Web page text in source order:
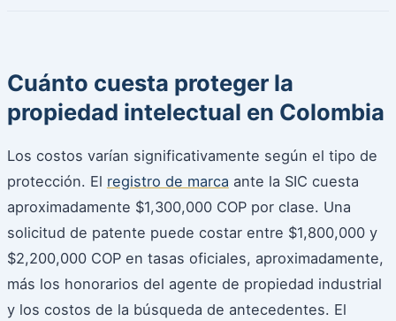
Cuánto cuesta proteger la
propiedad intelectual en Colombia
Los costos varían significativamente según el tipo de
protección. El registro de marca ante la SIC cuesta
aproximadamente $1,300,000 COP por clase. Una
solicitud de patente puede costar entre $1,800,000 y
$2,200,000 COP en tasas oficiales, aproximadamente,
más los honorarios del agente de propiedad industrial
y los costos de la búsqueda de antecedentes. El